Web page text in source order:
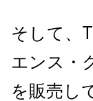
そして、
エンス・
を販売し